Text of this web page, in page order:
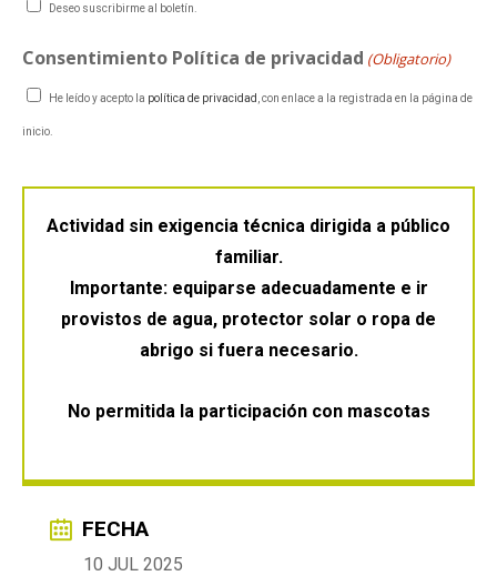
Deseo suscribirme al boletín.
Consentimiento Política de privacidad (Obligatorio)
He leído y acepto la política de privacidad , con enlace a la registrada en la página de
inicio.
Actividad sin exigencia técnica dirigida a público
familiar.
Importante: equiparse adecuadamente e ir
provistos de agua, protector solar o ropa de
abrigo si fuera necesario.
No permitida la participación con mascotas
FECHA
10 JUL 2025